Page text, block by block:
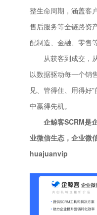
整生命周期，涵盖客
售后服务等全链路资
配制造、金融、零售
从获客到成交，从
以数据驱动每一个销
见、管得住、用得好
中赢得先机。
企鲸客SCRM是企
业微信生态，企业微
huajuanvip